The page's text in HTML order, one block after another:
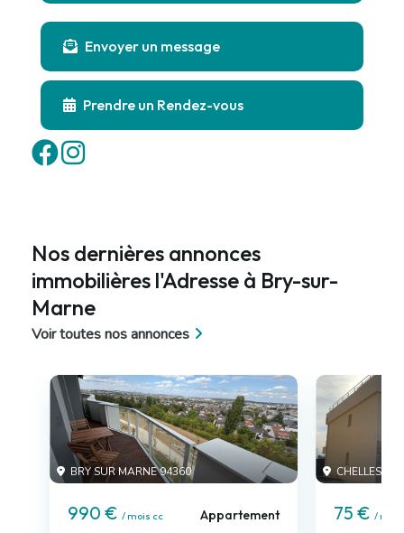
Envoyer un message
Prendre un Rendez-vous
Nos dernières annonces
immobilières l'Adresse à Bry-sur-
Marne
Voir toutes nos annonces
BRY SUR MARNE 94360
990 € / mois cc Appartement
CHELLES
75 € /